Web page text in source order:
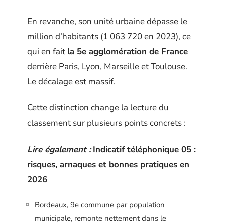
En revanche, son unité urbaine dépasse le
million d’habitants (1 063 720 en 2023), ce
qui en fait la 5e agglomération de France
derrière Paris, Lyon, Marseille et Toulouse.
Le décalage est massif.
Cette distinction change la lecture du
classement sur plusieurs points concrets :
Lire également : Indicatif téléphonique 05 :
risques, arnaques et bonnes pratiques en
2026
Bordeaux, 9e commune par population
municipale, remonte nettement dans le